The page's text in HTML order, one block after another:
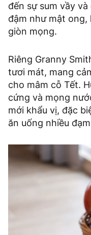
đến sự sum vầy
đậm như mật
giòn mọng.
Riêng Granny
tươi mát, mang
cho mâm cỗ Tết.
cứng và mọng
mới khẩu vị, đặc
ăn uống nhiều